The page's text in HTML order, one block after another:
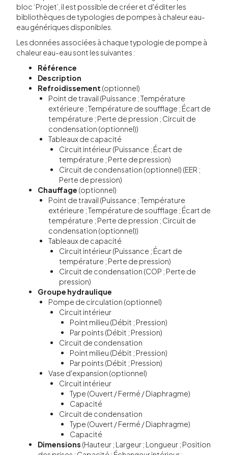
bloc ‘Projet’, il est possible de créer et d'éditer les
bibliothèques de typologies de pompes à chaleur eau-
eau génériques disponibles.
Les données associées à chaque typologie de pompe à
chaleur eau-eau sont les suivantes :
Référence
Description
Refroidissement (optionnel)
Point de travail (Puissance ; Température
extérieure ; Température de soufflage ; Écart de
température ; Perte de pression ; Circuit de
condensation (optionnel))
Tableaux de capacité
Circuit intérieur (Puissance ; Écart de
température ; Perte de pression)
Circuit de condensation (optionnel) (EER ;
Perte de pression)
Chauffage (optionnel)
Point de travail (Puissance ; Température
extérieure ; Température de soufflage ; Écart de
température ; Perte de pression ; Circuit de
condensation (optionnel))
Tableaux de capacité
Circuit intérieur (Puissance ; Écart de
température ; Perte de pression)
Circuit de condensation (COP ; Perte de
pression)
Groupe hydraulique
Pompe de circulation (optionnel)
Circuit intérieur
Point milieu (Débit ; Pression)
Par points (Débit ; Pression)
Circuit de condensation
Point milieu (Débit ; Pression)
Par points (Débit ; Pression)
Vase d'expansion (optionnel)
Circuit intérieur
Type (Ouvert / Fermé / Diaphragme)
Capacité
Circuit de condensation
Type (Ouvert / Fermé / Diaphragme)
Capacité
Dimensions (Hauteur ; Largeur ; Longueur ; Position